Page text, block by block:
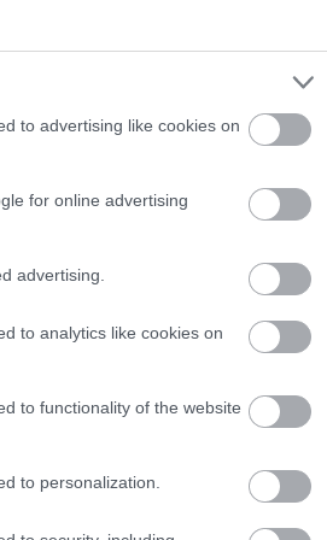
to advertising like cookies on
for online advertising
advertising.
to analytics like cookies on
to functionality of the website
to personalization.
Lucas Pires.